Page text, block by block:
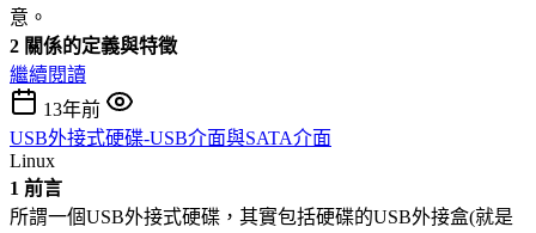
意。
2 關係的定義與特徵
繼續閱讀
13年前
USB外接式硬碟-USB介面與SATA介面
Linux
1 前言
所謂一個USB外接式硬碟，其實包括硬碟的USB外接盒(就是